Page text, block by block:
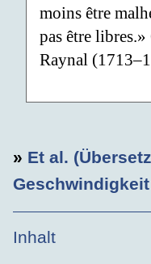
moins être
pas être
Raynal
» Et al.
Geschwindigkeit
Inhalt